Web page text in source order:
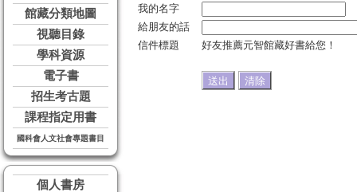
館藏分類地圖
視聽目錄
學科資源
電子書
招生考古題
課程指定用書
國科會人文社會專題書目
個人書房
我的名字
給朋友的話
信件標題
好友推薦元智館藏好書給您！